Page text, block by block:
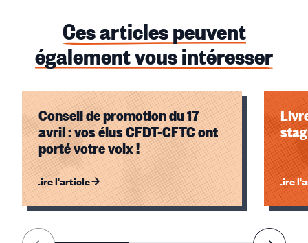
Ces articles peuvent
également vous intéresser
Conseil de promotion du 17
avril : vos élus CFDT-CFTC ont
porté votre voix !
Lire l'article Lire